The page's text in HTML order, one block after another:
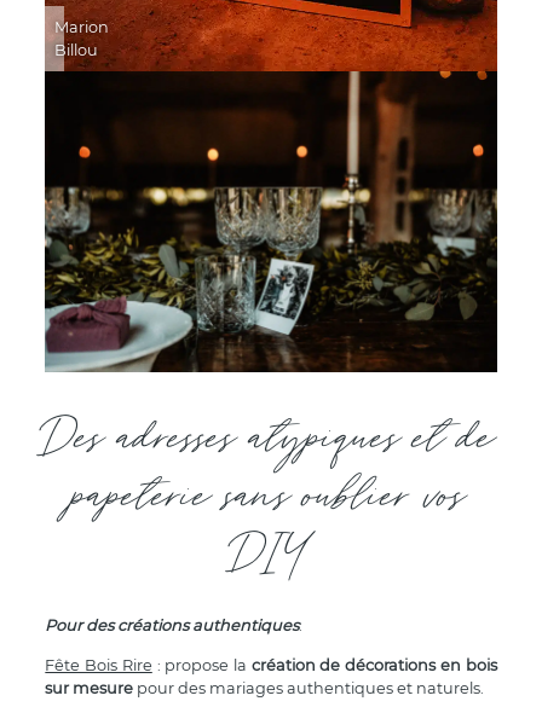
Marion
Billou
Des adresses atypiques et de
papeterie sans oublier vos
DIY
Pour des créations authentiques:
Fête Bois Rire : propose la création de décorations en bois
sur mesure pour des mariages authentiques et naturels.